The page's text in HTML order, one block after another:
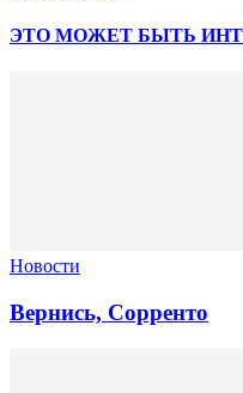
ЭТО МОЖЕТ БЫТЬ
Новости
Вернись, Сорренто